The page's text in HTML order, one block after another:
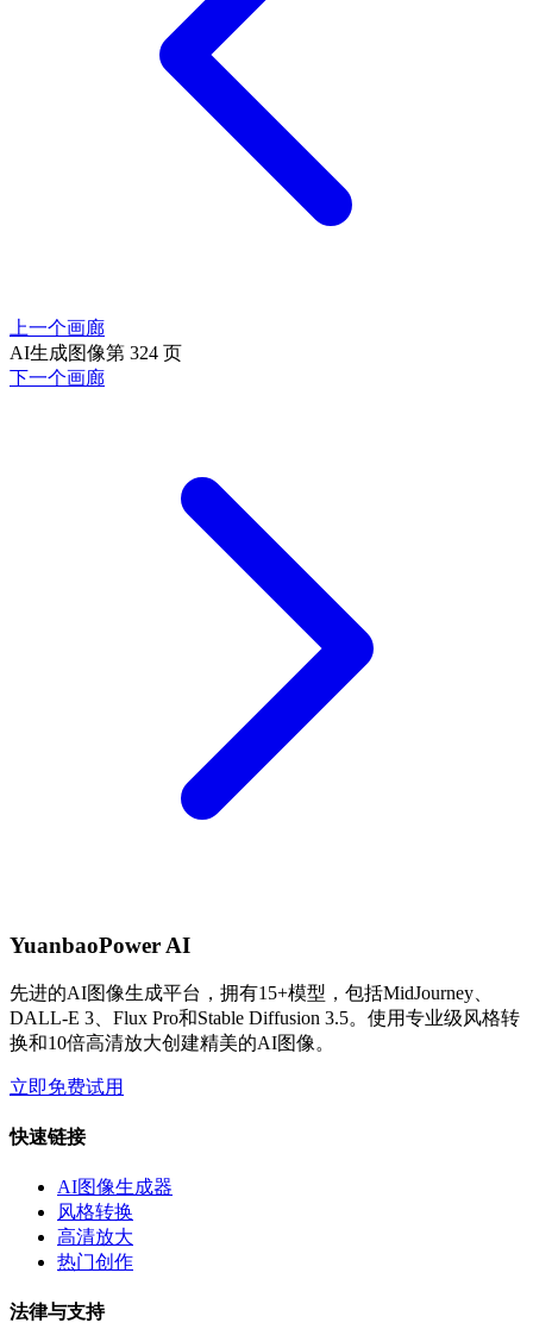
上一个画廊
AI生成图像第 324 页
下一个画廊
YuanbaoPower AI
先进的AI图像生成平台，拥有15+模型，包括MidJourney、
DALL-E 3、Flux Pro和Stable Diffusion 3.5。使用专业级风格转
换和10倍高清放大创建精美的AI图像。
立即免费试用
快速链接
AI图像生成器
风格转换
高清放大
热门创作
法律与支持